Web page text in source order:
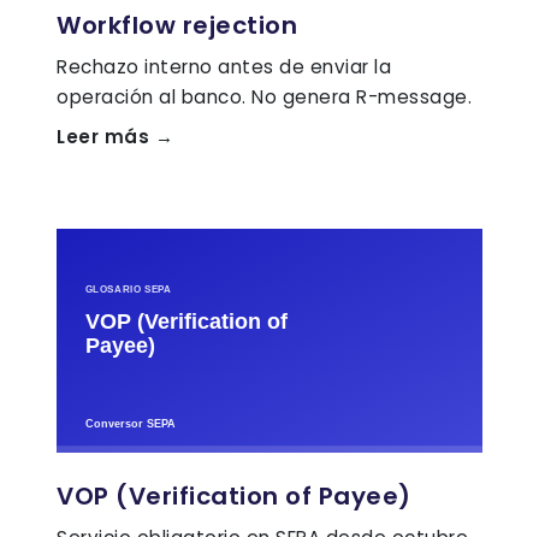
Workflow rejection
Rechazo interno antes de enviar la
operación al banco. No genera R-message.
Leer más →
VOP (Verification of Payee)